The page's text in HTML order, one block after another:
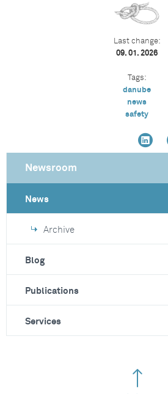
Last change:
09. 01. 2026
Tags:
danube
news
safety
Newsroom
News
Archive
Blog
Publications
Services